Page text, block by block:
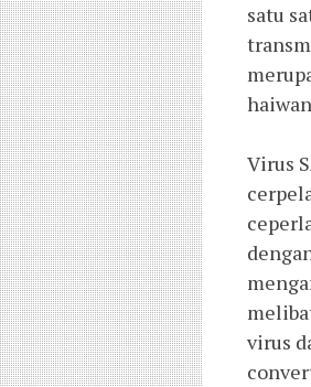
satu
Virus
virus